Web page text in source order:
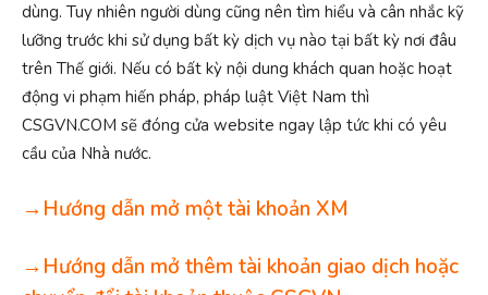
dùng. Tuy nhiên người dùng cũng nên tìm hiểu và cân nhắc kỹ
lưỡng trước khi sử dụng bất kỳ dịch vụ nào tại bất kỳ nơi đâu
trên Thế giới. Nếu có bất kỳ nội dung khách quan hoặc hoạt
động vi phạm hiến pháp, pháp luật Việt Nam thì
CSGVN.COM sẽ đóng cửa website ngay lập tức khi có yêu
cầu của Nhà nước.
→Hướng dẫn mở một tài khoản XM
→Hướng dẫn mở thêm tài khoản giao dịch hoặc